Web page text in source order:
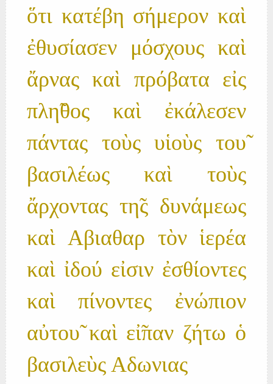
ὅτι κατέβη σήμερον καὶ
ἐθυσίασεν μόσχους καὶ
ἄρνας καὶ πρόβατα εἰς
πλη̃θος καὶ ἐκάλεσεν
πάντας τοὺς υἱοὺς του̃
βασιλέως καὶ τοὺς
ἄρχοντας τη̃ς δυνάμεως
καὶ Αβιαθαρ τὸν ἱερέα
καὶ ἰδού εἰσιν ἐσθίοντες
καὶ πίνοντες ἐνώπιον
αὐτου̃ καὶ εἰ̃παν ζήτω ὁ
βασιλεὺς Αδωνιας